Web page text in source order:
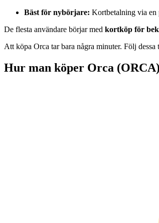
Gå med de bästa handlarna
Njut av vinstdelning och
Bäst för nybörjare: Kortbetalning via en
De flesta användare börjar med kortköp för
Att köpa Orca tar bara några minuter. Följ
Hur man köper Orca